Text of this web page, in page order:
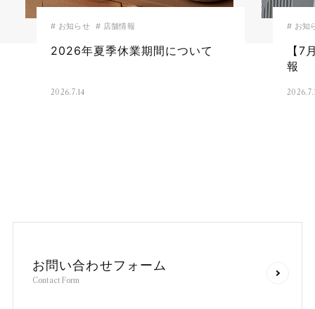
# お知らせ # 店舗情報
2026年夏季休業期間について
2026.7.14
# お知
【7
報
お問い合わせフ ォ ー ム
Contact Form